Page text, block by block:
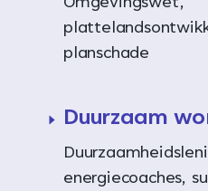
Omgevingswet,
planschade
Duurzaam
energiecoaches,